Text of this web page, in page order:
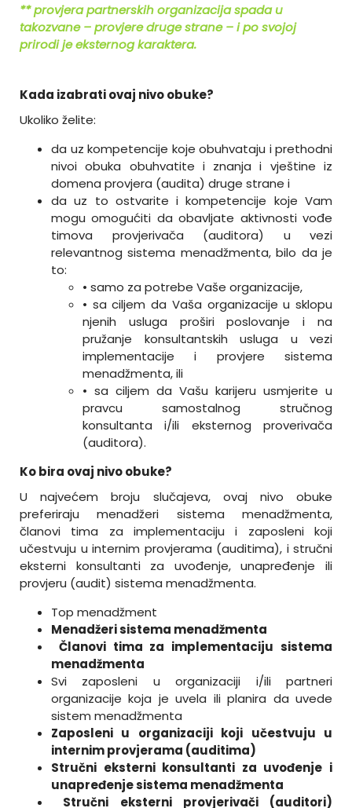
**provjera partnerskih organizacija spada u
takozvane – provjere druge strane – i po svojoj
prirodi je eksternog karaktera.
Kada izabrati ovaj nivo obuke?
Ukoliko želite:
da uz kompetencije koje obuhvataju i prethodni
nivoi obuka obuhvatite i znanja i vještine iz
domena provjera (audita) druge strane i
da uz to ostvarite i kompetencije koje Vam
mogu omogućiti da obavljate aktivnosti vođe
timova provjerivača (auditora) u vezi
relevantnog sistema menadžmenta, bilo da je
to:
• samo za potrebe Vaše organizacije,
• sa ciljem da Vaša organizacije u sklopu
njenih usluga proširi poslovanje i na
pružanje konsultantskih usluga u vezi
implementacije i provjere sistema
menadžmenta, ili
• sa ciljem da Vašu karijeru usmjerite u
pravcu samostalnog stručnog
konsultanta i/ili eksternog proverivača
(auditora).
Ko bira ovaj nivo obuke?
U najvećem broju slučajeva, ovaj nivo obuke
preferiraju menadžeri sistema menadžmenta,
članovi tima za implementaciju i zaposleni koji
učestvuju u internim provjerama (auditima), i stručni
eksterni konsultanti za uvođenje, unapređenje ili
provjeru (audit) sistema menadžmenta.
Top menadžment
Menadžeri sistema menadžmenta
Članovi tima za implementaciju sistema
menadžmenta
Svi zaposleni u organizaciji i/ili partneri
organizacije koja je uvela ili planira da uvede
sistem menadžmenta
Zaposleni u organizaciji koji učestvuju u
internim provjerama (auditima)
Stručni eksterni konsultanti za uvođenje i
unapređenje sistema menadžmenta
Stručni eksterni provjerivači (auditori)